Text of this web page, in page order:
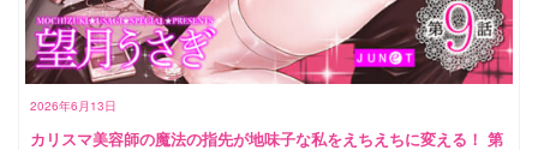
2026年6月13日
カリスマ美容師の魔法の指先が地味子な私をえちえちに変える！ 第